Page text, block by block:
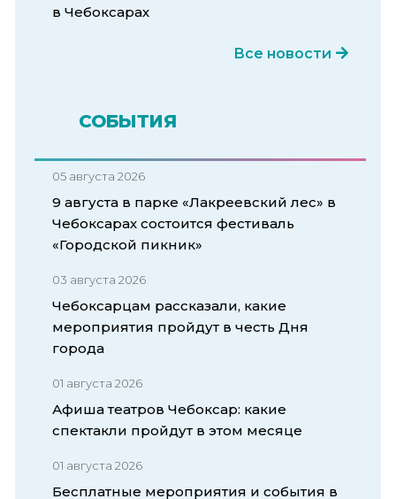
в Чебоксарах
Все новости
СОБЫТИЯ
05 августа 2026
9 августа в парке «Лакреевский лес» в
Чебоксарах состоится фестиваль
«Городской пикник»
03 августа 2026
Чебоксарцам рассказали, какие
мероприятия пройдут в честь Дня
города
01 августа 2026
Афиша театров Чебоксар: какие
спектакли пройдут в этом месяце
01 августа 2026
Бесплатные мероприятия и события в